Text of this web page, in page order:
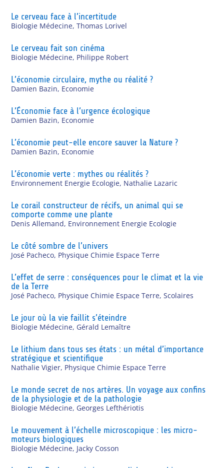
Le cerveau face à l’incertitude
Biologie Médecine,Thomas Lorivel
Le cerveau fait son cinéma
Biologie Médecine, Philippe Robert
L’économie circulaire, mythe ou réalité ?
Damien Bazin, Economie
L’Économie face à l’urgence écologique
Damien Bazin, Economie
L’économie peut-elle encore sauver la Nature ?
Damien Bazin, Economie
L’économie verte : mythes ou réalités ?
Environnement Energie Ecologie, Nathalie Lazaric
Le corail constructeur de récifs, un animal qui se
comporte comme une plante
Denis Allemand, Environnement Energie Ecologie
Le côté sombre de l’univers
José Pacheco, Physique Chimie Espace Terre
L’effet de serre : conséquences pour le climat et la vie
de la Terre
José Pacheco, Physique Chimie Espace Terre,Scolaires
Le jour où la vie faillit s’éteindre
Biologie Médecine, Gérald Lemaître
Le lithium dans tous ses états : un métal d’importance
stratégique et scientifique
Nathalie Vigier, Physique Chimie Espace Terre
Le monde secret de nos artères. Un voyage aux confins
de la physiologie et de la pathologie
Biologie Médecine, Georges Lefthériotis
Le mouvement à l’échelle microscopique : les micro-
moteurs biologiques
Biologie Médecine, Jacky Cosson